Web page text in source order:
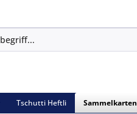
Tschutti Heftli Sammelkarten